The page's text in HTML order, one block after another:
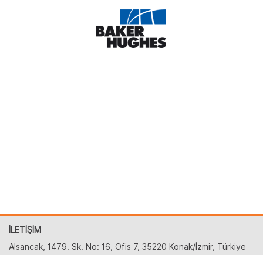
İLETİŞİM
Alsancak, 1479. Sk. No: 16, Ofis 7, 35220 Konak/İzmir, Türkiye